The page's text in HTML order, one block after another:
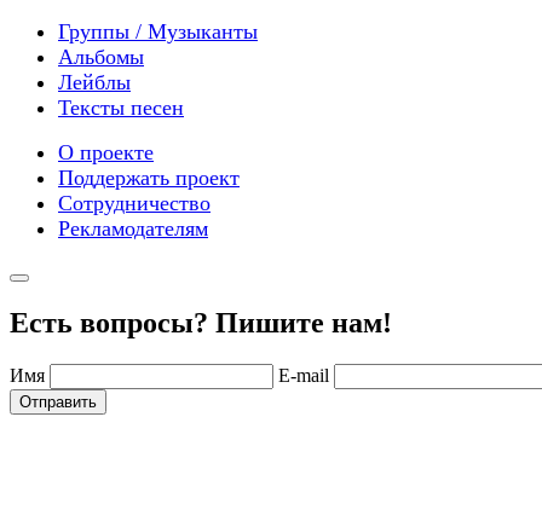
Группы / Музыканты
Альбомы
Лейблы
Тексты песен
О проекте
Поддержать проект
Сотрудничество
Рекламодателям
Есть вопросы? Пишите нам!
Имя E-mail